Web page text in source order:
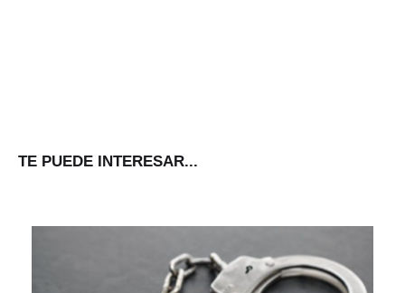
TE PUEDE INTERESAR...